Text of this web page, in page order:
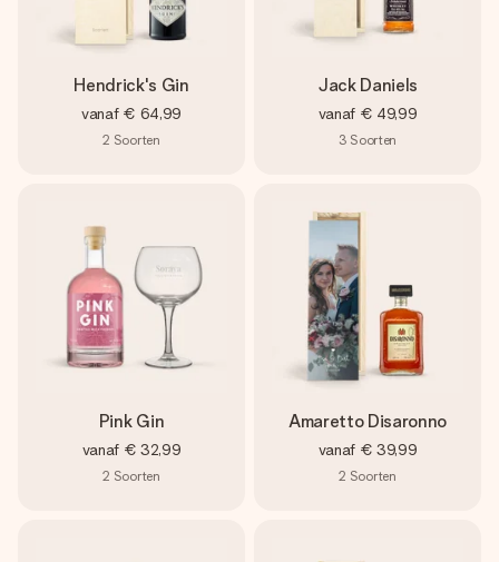
Hendrick's Gin
vanaf € 64,99
2 Soorten
Jack Daniels
vanaf € 49,99
3 Soorten
Pink Gin
vanaf € 32,99
2 Soorten
Amaretto Disaronno
vanaf € 39,99
2 Soorten